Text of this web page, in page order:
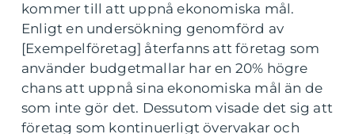
kommer till att uppnå ekonomiska mål.
Enligt en undersökning genomförd av
[Exempelföretag] återfanns att företag som
använder budgetmallar har en 20% högre
chans att uppnå sina ekonomiska mål än de
som inte gör det. Dessutom visade det sig att
företag som kontinuerligt övervakar och